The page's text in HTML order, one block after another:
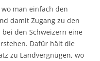
man einfach den
damit Zugang zu den
den Schweizern eine
Dafür hält die
zu Landvergnügen, wo